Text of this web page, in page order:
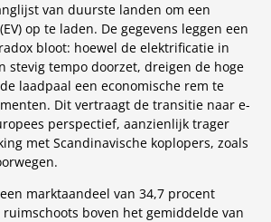
van duurste landen om een
op te laden. De gegevens leggen een
bloot: hoewel de elektrificatie in
stevig tempo doorzet, dreigen de hoge
laadpaal een economische rem te
Dit vertraagt de transitie naar e-
perspectief, aanzienlijk trager
met Scandinavische koplopers, zoals
marktaandeel van 34,7 procent
boven het gemiddelde van